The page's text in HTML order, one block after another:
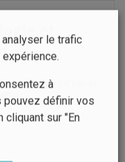
et
des cours d'eau et
le trafic
à
pouvez définir vos
cliquant sur "En